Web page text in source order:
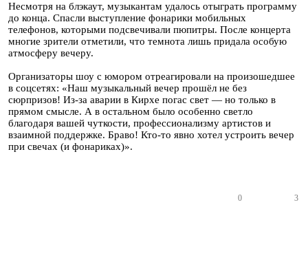
Несмотря на блэкаут, музыкантам удалось отыграть программу
до конца. Спасли выступление фонарики мобильных
телефонов, которыми подсвечивали пюпитры. После концерта
многие зрители отметили, что темнота лишь придала особую
атмосферу вечеру.
Организаторы шоу с юмором отреагировали на произошедшее
в соцсетях: «Наш музыкальный вечер прошёл не без
сюрпризов! Из-за аварии в Кирхе погас свет — но только в
прямом смысле. А в остальном было особенно светло
благодаря вашей чуткости, профессионализму артистов и
взаимной поддержке. Браво! Кто-то явно хотел устроить вечер
при свечах (и фонариках)».
0 3